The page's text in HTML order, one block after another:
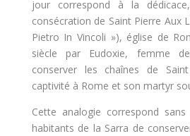
jour correspond à la
consécration de Saint Pierre Aux
Pietro In Vincoli »), église de
siècle par Eudoxie, femme
conserver les chaînes de
captivité à Rome et son martyr
Cette analogie correspond
habitants de la Sarra de